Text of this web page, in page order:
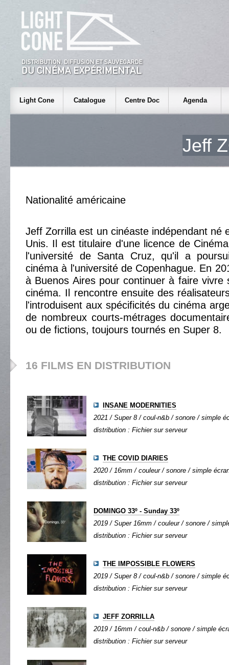
Light Cone Catalogue Centre Doc Agenda
Jeff
Nationalité américaine
Jeff Zorrilla est un cinéaste indépendant né
Unis. Il est titulaire d'une licence de
l'université de Santa Cruz, qu'il a
cinéma à l'université de Copenhague. En
à Buenos Aires pour continuer à faire vivre
cinéma. Il rencontre ensuite des
l'introduisent aux spécificités du cinéma
de nombreux courts-métrages
ou de fictions, toujours tournés en Super 8.
16 FILMS EN DISTRIBUTION
INSANE MODERNITIES
2021 / Super 8 / coul-n&b / sonore / simple
distribution : Fichier sur serveur
THE COVID DIARIES
2020 / 16mm / couleur / sonore / simple
distribution : Fichier sur serveur
DOMINGO 33º - Sunday 33º
2019 / Super 16mm / couleur / sonore /
distribution : Fichier sur serveur
THE IMPOSSIBLE FLOWERS
2019 / Super 8 / coul-n&b / sonore / simple
distribution : Fichier sur serveur
JEFF ZORRILLA
2019 / 16mm / coul-n&b / sonore / simple
distribution : Fichier sur serveur